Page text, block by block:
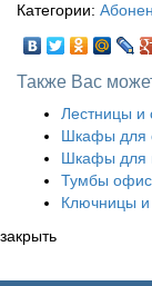
Категории:
Также Вас
Лестницы и
Шкафы для
Шкафы для
Тумбы
Ключницы и
закрыть